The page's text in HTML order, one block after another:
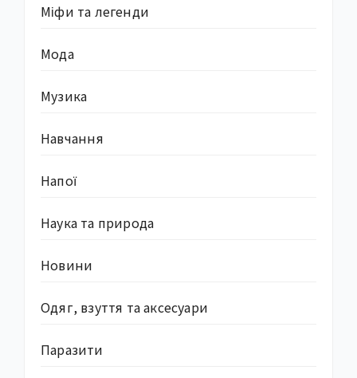
Міфи та легенди
Мода
Музика
Навчання
Напої
Наука та природа
Новини
Одяг, взуття та аксесуари
Паразити